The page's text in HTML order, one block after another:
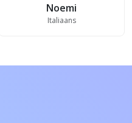
Noemi
Italiaans